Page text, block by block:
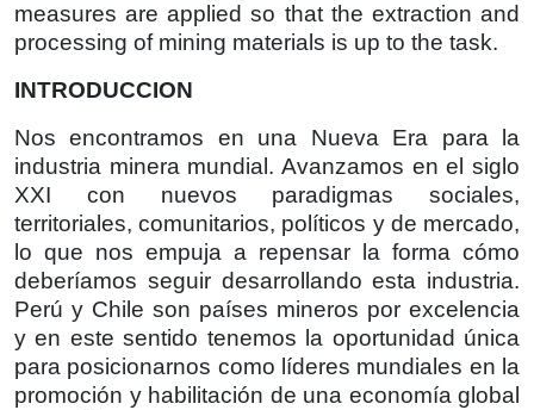
measures are applied so that the extraction and
processing of mining materials is up to the task.
INTRODUCCION
Nos encontramos en una Nueva Era para la
industria minera mundial. Avanzamos en el siglo
XXI con nuevos paradigmas sociales,
territoriales, comunitarios, políticos y de mercado,
lo que nos empuja a repensar la forma cómo
deberíamos seguir desarrollando esta industria.
Perú y Chile son países mineros por excelencia
y en este sentido tenemos la oportunidad única
para posicionarnos como líderes mundiales en la
promoción y habilitación de una economía global